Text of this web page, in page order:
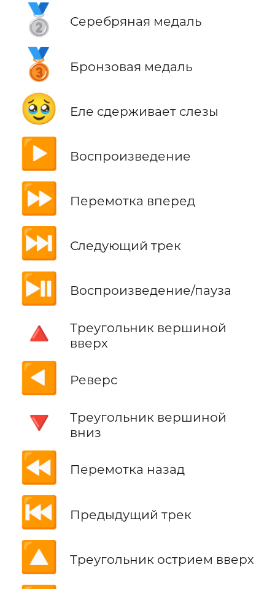
🥈 Серебряная медаль
🥉 Бронзовая медаль
🥹 Еле сдерживает слезы
▶️ Воспроизведение
⏩ Перемотка вперед
⏭️ Следующий трек
⏯️ Воспроизведение/пауза
🔺
Треугольник вершиной
вверх
◀️ Реверс
🔻
Треугольник вершиной
вниз
⏪ Перемотка назад
⏮️ Предыдущий трек
🔼 Треугольник острием вверх